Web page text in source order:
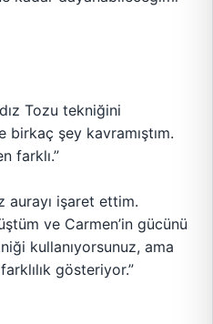
Tozu tekniğini
birkaç şey kavramıştım.
farklı.”
aurayı işaret ettim.
ve Carmen’in gücünü
kullanıyorsunuz, ama
gösteriyor.”